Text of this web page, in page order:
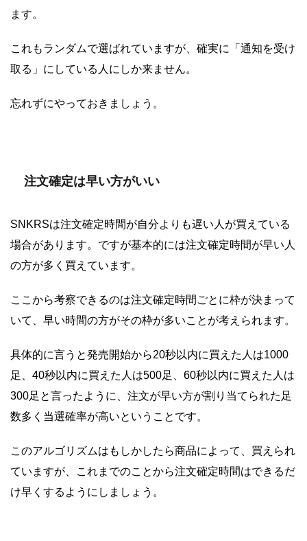
ます。
これもランダムで選ばれていますが、確実に「通知を受け
取る」にしている人にしか来ません。
忘れずにやっておきましょう。
注文確定は早い方がいい
SNKRSは注文確定時間が自分よりも遅い人が買えている
場合があります。ですが基本的には注文確定時間が早い人
の方が多く買えています。
ここから考察できるのは注文確定時間ごとに枠が決まって
いて、早い時間の方がその枠が多いことが考えられます。
具体的に言うと発売開始から20秒以内に買えた人は1000
足、40秒以内に買えた人は500足、60秒以内に買えた人は
300足と言ったように、注文が早い方が割り当てられた足
数多く当選確率が高いということです。
このアルゴリズムはもしかしたら商品によって、買えられ
ていますが、これまでのことから注文確定時間はできるだ
け早くするようにしましょう。